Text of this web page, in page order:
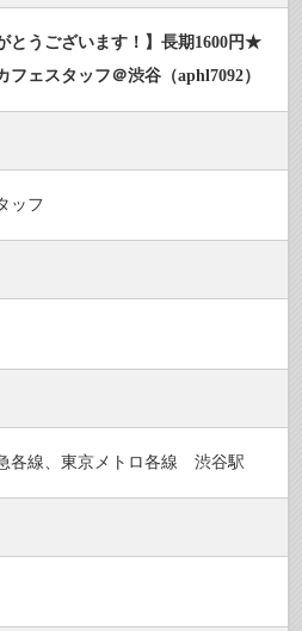
とうございます！】長期1600円★
ェスタッフ＠渋谷（aphl7092）
ッフ
各線、東京メトロ各線 渋谷駅